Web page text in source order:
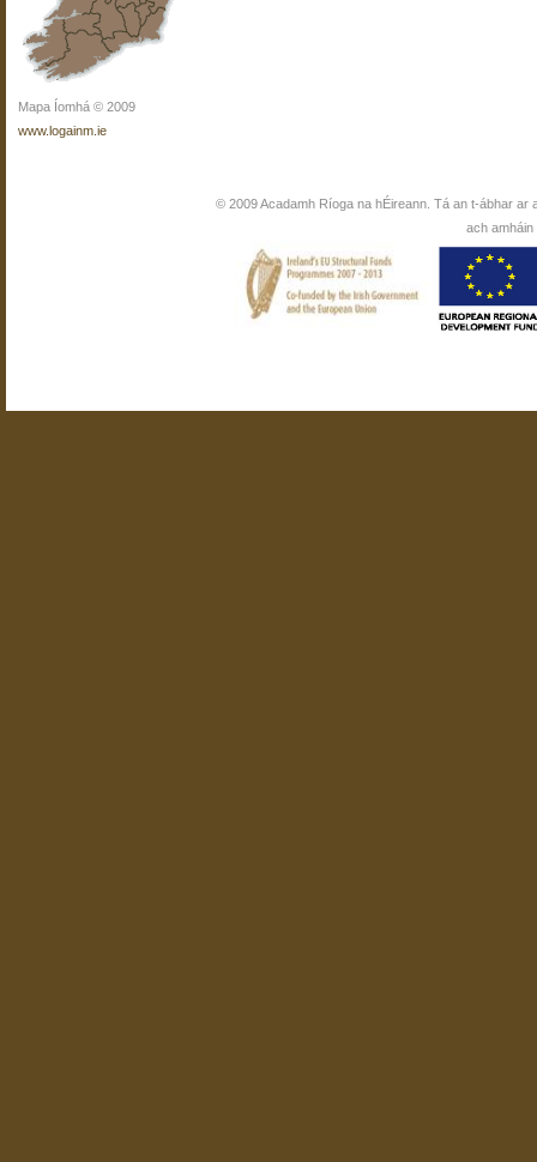
Mapa Íomhá © 2009
www.logainm.ie
© 2009 Acadamh Ríoga na hÉireann. Tá an t-ábhar ar
ach amháin